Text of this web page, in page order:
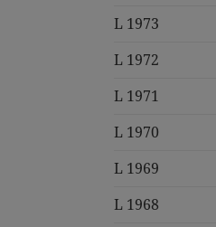
L 1973
L 1972
L 1971
L 1970
L 1969
L 1968